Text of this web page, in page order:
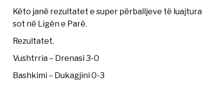
Këto janë rezultatet e super përballjeve të luajtura
sot në Ligën e Parë.
Rezultatet.
Vushtrria – Drenasi 3-0
Bashkimi – Dukagjini 0-3